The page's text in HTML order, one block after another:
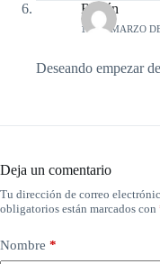
Rubén
19 DE MARZO
Deseando empezar
Deja un comentario
Tu dirección de correo
obligatorios están marcados con
Nombre *